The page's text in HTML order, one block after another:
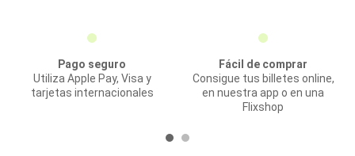
Pago seguro
Utiliza Apple Pay, Visa y
tarjetas internacionales
Fácil de comprar
Consigue tus billetes online,
en nuestra app o en una
Flixshop